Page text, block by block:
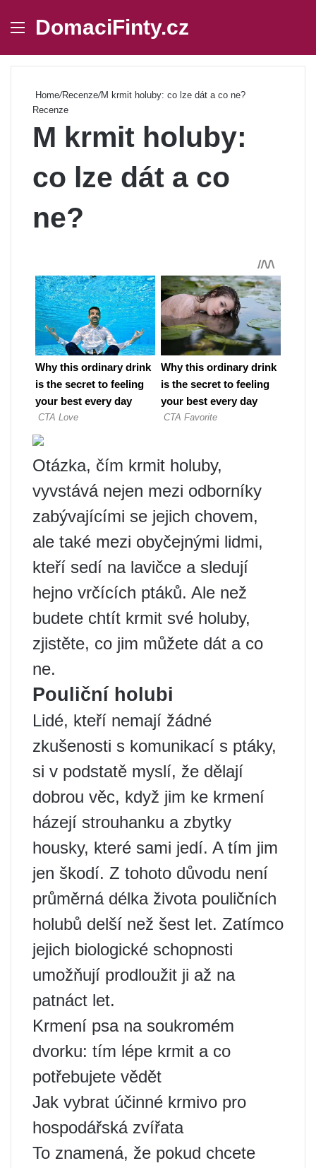
Menu
DomaciFinty.cz
Home/Recenze/M krmit holuby: co lze dát a co ne?
Recenze
M krmit holuby:
co lze dát a co
ne?
Otázka, čím krmit holuby,
vyvstává nejen mezi odborníky
zabývajícími se jejich chovem,
ale také mezi obyčejnými lidmi,
kteří sedí na lavičce a sledují
hejno vrčících ptáků. Ale než
budete chtít krmit své holuby,
zjistěte, co jim můžete dát a co
ne.
Pouliční holubi
Lidé, kteří nemají žádné
zkušenosti s komunikací s ptáky,
si v podstatě myslí, že dělají
dobrou věc, když jim ke krmení
házejí strouhanku a zbytky
housky, které sami jedí. A tím jim
jen škodí. Z tohoto důvodu není
průměrná délka života pouličních
holubů delší než šest let. Zatímco
jejich biologické schopnosti
umožňují prodloužit ji až na
patnáct let.
Krmení psa na soukromém
dvorku: tím lépe krmit a co
potřebujete vědět
Jak vybrat účinné krmivo pro
hospodářská zvířata
To znamená, že pokud chcete